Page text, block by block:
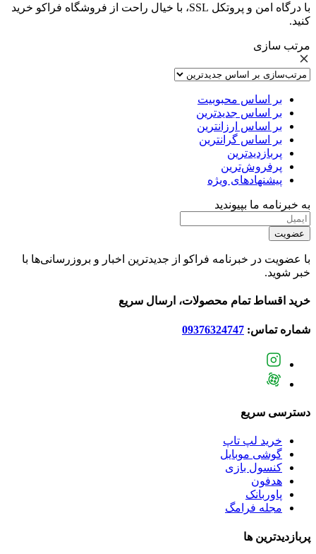
با درگاه امن و پروتکل SSL، با خیال راحت از فروشگاه فراکو خرید
کنید.
مرتب سازی
بر اساس محبوبیت
بر اساس جدیدترین
بر اساس ارزانترین
بر اساس گرانترین
پربازدیدترین
پرفروش‌ترین
پیشنهادهای ویژه
به خبرنامه ما بپیوندید
عضویت
با عضویت در خبرنامه فراکو از جدیدترین اخبار و بروزرسانی‌ها با
خبر شوید.
خرید اقساط تمام محصولات، ارسال سریع
شماره تماس: 09376324747
دسترسی سریع
خرید لپ تاپ
گوشی موبایل
کنسول بازی
هدفون
پاوربانک
مجله فرامگ
پربازدید‌ترین ها